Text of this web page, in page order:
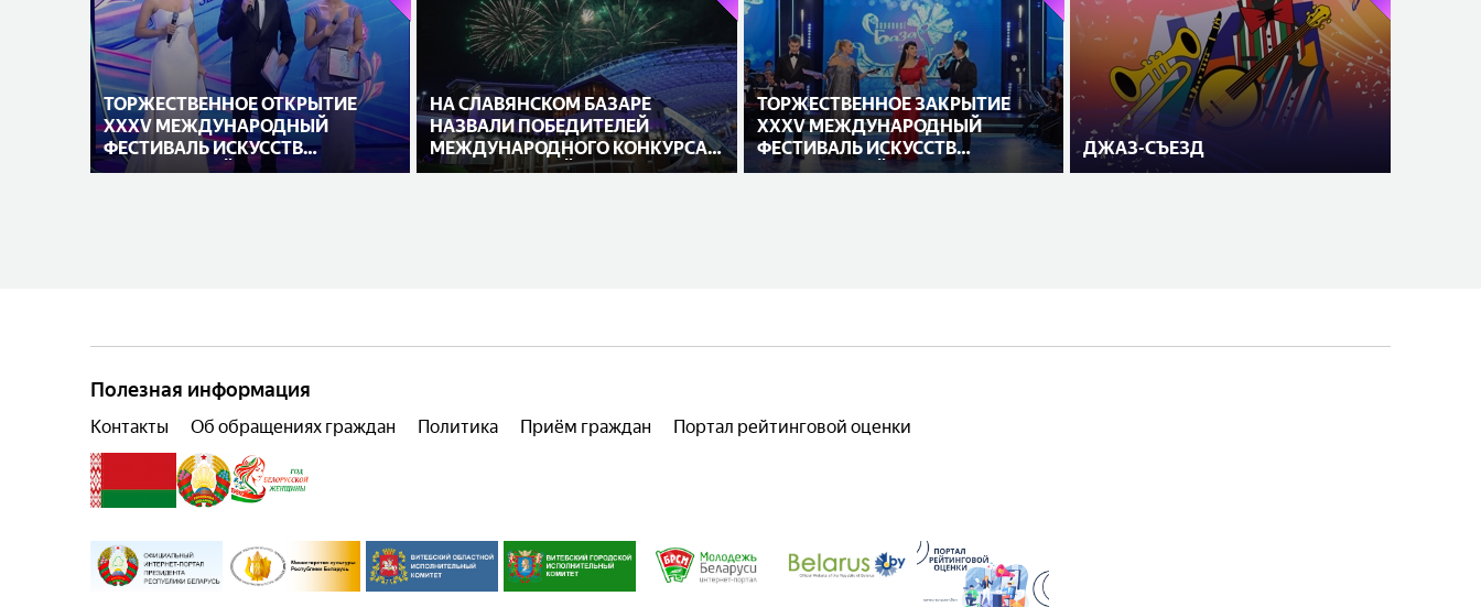
ТОРЖЕСТВЕННОЕ ОТКРЫТИЕ
XXXV МЕЖДУНАРОДНЫЙ
ФЕСТИВАЛЬ ИСКУССТВ
«СЛАВЯНСКИЙ БАЗАР В
НА СЛАВЯНСКОМ БАЗАРЕ
НАЗВАЛИ ПОБЕДИТЕЛЕЙ
МЕЖДУНАРОДНОГО КОНКУРСА
ИСПОЛНИТЕЛЕЙ
ТОРЖЕСТВЕННОЕ ЗАКРЫТИЕ
XXXV МЕЖДУНАРОДНЫЙ
ФЕСТИВАЛЬ ИСКУССТВ
«СЛАВЯНСКИЙ БАЗАР В
ДЖАЗ-СЪЕЗД
Полезная информация
Контакты Об обращениях граждан Политика Приём граждан Портал рейтинговой оценки